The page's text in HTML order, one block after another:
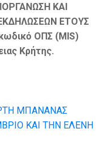
ΚΑΙ
ΕΤΟΥΣ
ΟΠΣ (MIS)
Κρήτης.
ΜΠΑΝΑΝΑΣ
ΚΑΙ ΤΗΝ ΕΛΕΝΗ